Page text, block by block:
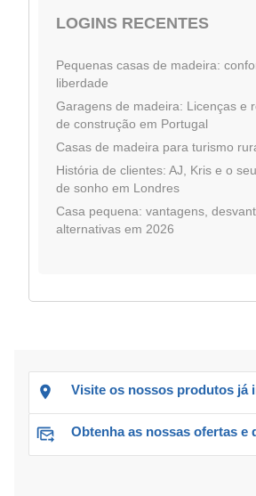
LOGINS RECENTES
Pequenas casas de madeira:
liberdade
Garagens de madeira: Licenças e
de construção em Portugal
Casas de madeira para turismo
História de clientes: AJ, Kris e o
de sonho em Londres
Casa pequena: vantagens,
alternativas em 2026
Visite os nossos produtos já
Obtenha as nossas ofertas e